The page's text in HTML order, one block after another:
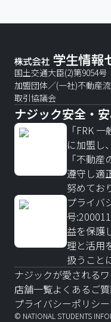
国土交通大臣(2)第9054号
加盟団体／(一社)不動産
取引協議会
ナジック安全・
「FRK
に加盟し
「不動
遵守し適
努めてお
プライバ
号
益を保護
理と活用
扱うこと
ナジックが愛される
店舗一覧よくあるご
プライバシーポリシー
© NATIONAL STUDENTS